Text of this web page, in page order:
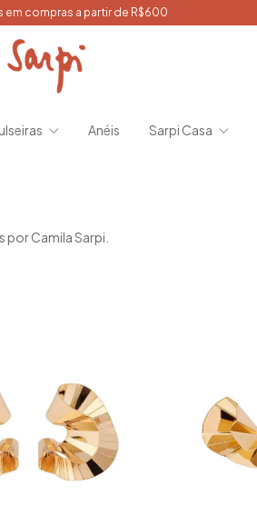
em compras a partir de R$600
Anéis Sarpi Casa
Camila Sarpi.